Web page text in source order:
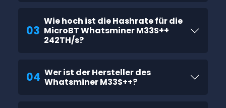
03
Wie hoch ist die Hashrate für die
MicroBT Whatsminer M33S++
242TH/s?
04 Wer ist der Hersteller des
Whatsminer M33S++?